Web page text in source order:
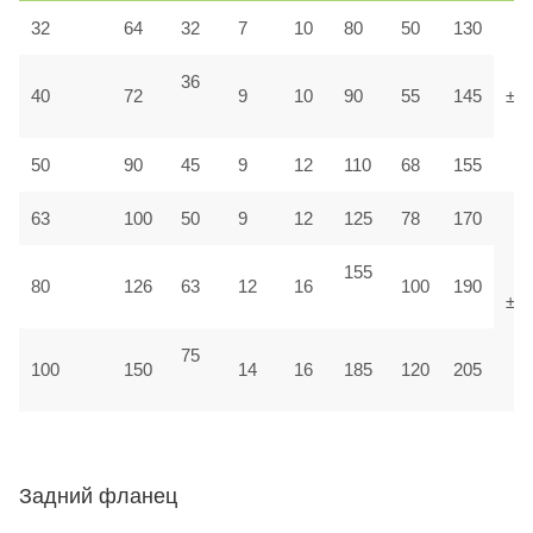
32 64 32 7 10 80 50 130
40 72
36
9 10 90 55 145
50 90 45 9 12 110 68 155
63 100 50 9 12 125 78 170
80 126 63 12 16
155
100 190
100 150
75
14 16 185 120 205
Задний фланец